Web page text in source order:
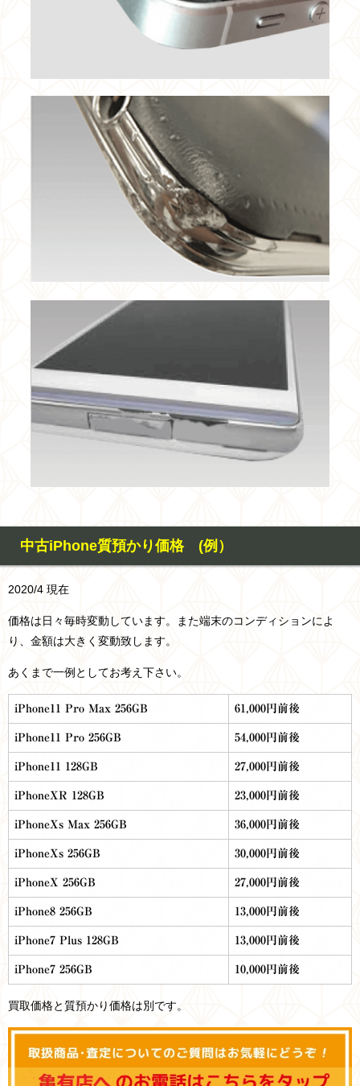
中古iPhone質預かり価格 (例）
2020/4 現在
価格は日々毎時変動しています。また端末のコンディションによ
り、金額は大きく変動致します。
あくまで一例としてお考え下さい。
iPhone11 Pro Max 256GB 61,000円前後
iPhone11 Pro 256GB 54,000円前後
iPhone11 128GB 27,000円前後
iPhoneXR 128GB 23,000円前後
iPhoneXs Max 256GB 36,000円前後
iPhoneXs 256GB 30,000円前後
iPhoneX 256GB 27,000円前後
iPhone8 256GB 13,000円前後
iPhone7 Plus 128GB 13,000円前後
iPhone7 256GB 10,000円前後
買取価格と質預かり価格は別です。